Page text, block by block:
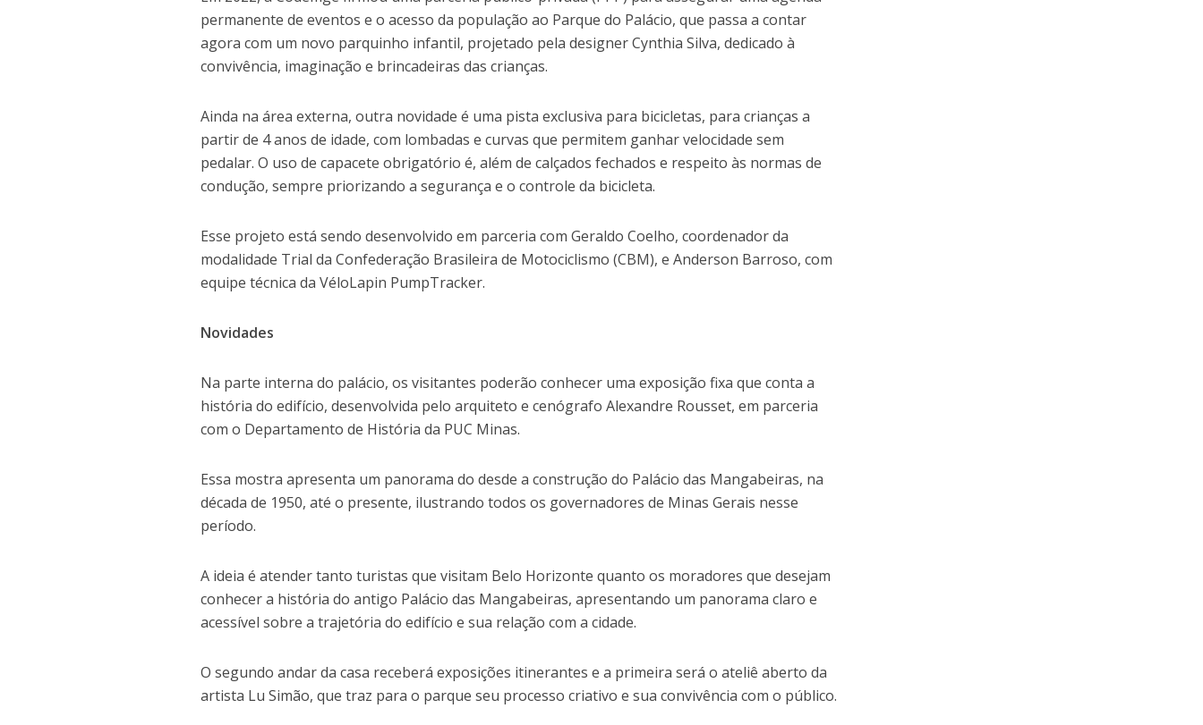
permanente de eventos e o acesso da população ao Parque do Palácio, que passa a contar
agora com um novo parquinho infantil, projetado pela designer Cynthia Silva, dedicado à
convivência, imaginação e brincadeiras das crianças.
Ainda na área externa, outra novidade é uma pista exclusiva para bicicletas, para crianças a
partir de 4 anos de idade, com lombadas e curvas que permitem ganhar velocidade sem
pedalar. O uso de capacete obrigatório é, além de calçados fechados e respeito às normas de
condução, sempre priorizando a segurança e o controle da bicicleta.
Esse projeto está sendo desenvolvido em parceria com Geraldo Coelho, coordenador da
modalidade Trial da Confederação Brasileira de Motociclismo (CBM), e Anderson Barroso, com
equipe técnica da VéloLapin PumpTracker.
Novidades
Na parte interna do palácio, os visitantes poderão conhecer uma exposição fixa que conta a
história do edifício, desenvolvida pelo arquiteto e cenógrafo Alexandre Rousset, em parceria
com o Departamento de História da PUC Minas.
Essa mostra apresenta um panorama do desde a construção do Palácio das Mangabeiras, na
década de 1950, até o presente, ilustrando todos os governadores de Minas Gerais nesse
período.
A ideia é atender tanto turistas que visitam Belo Horizonte quanto os moradores que desejam
conhecer a história do antigo Palácio das Mangabeiras, apresentando um panorama claro e
acessível sobre a trajetória do edifício e sua relação com a cidade.
O segundo andar da casa receberá exposições itinerantes e a primeira será o ateliê aberto da
artista Lu Simão, que traz para o parque seu processo criativo e sua convivência com o público.